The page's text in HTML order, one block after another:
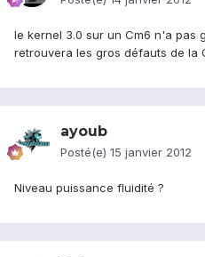
le kernel 3.0 sur un Cm6 n'a pas
retrouvera les gros défauts de la
ayoub
Posté(e) 15 janvier 2012
Niveau puissance fluidité ?